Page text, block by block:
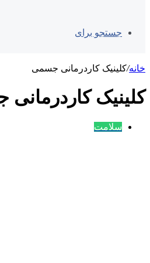
جستجو برای
خانه/کلینیک کاردرمانی جسمی
کلینیک
سلامت